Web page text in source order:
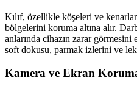
Kılıf, özellikle köşeleri ve
bölgelerini koruma altına alır.
anlarında cihazın zarar
soft dokusu, parmak izlerini ve
Kamera ve Ekran